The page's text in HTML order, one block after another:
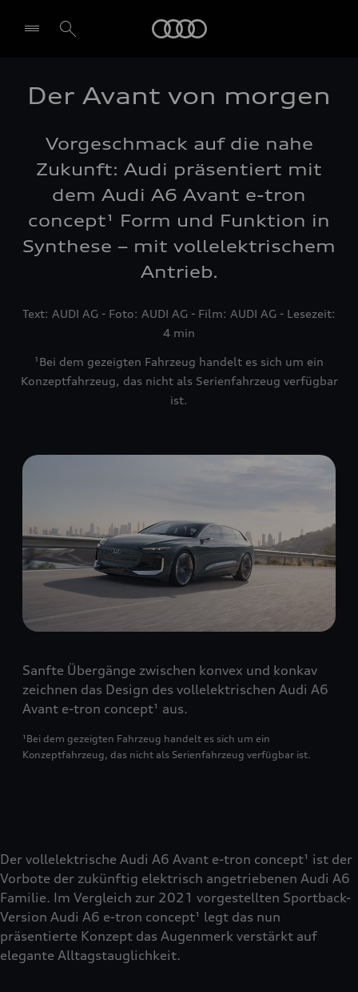
Der Avant von morgen
Vorgeschmack auf die nahe
Zukunft: Audi präsentiert mit
dem Audi A6 Avant e-tron
concept¹ Form und Funktion in
Synthese – mit vollelektrischem
Antrieb.
Text: AUDI AG - Foto: AUDI AG - Film: AUDI AG - Lesezeit:
4 min
¹Bei dem gezeigten Fahrzeug handelt es sich um ein
Konzeptfahrzeug, das nicht als Serienfahrzeug verfügbar
ist.
Sanfte Übergänge zwischen konvex und konkav
zeichnen das Design des vollelektrischen Audi A6
Avant e-tron concept¹ aus.
¹Bei dem gezeigten Fahrzeug handelt es sich um ein
Konzeptfahrzeug, das nicht als Serienfahrzeug verfügbar ist.
Der vollelektrische Audi A6 Avant e-tron concept¹ ist der
Vorbote der zukünftig elektrisch angetriebenen Audi A6
Familie. Im Vergleich zur 2021 vorgestellten Sportback-
Version Audi A6 e-tron concept¹ legt das nun
präsentierte Konzept das Augenmerk verstärkt auf
elegante Alltagstauglichkeit.